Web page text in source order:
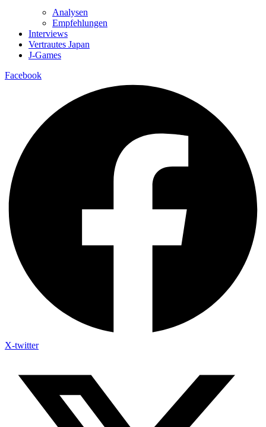
Analysen
Empfehlungen
Interviews
Vertrautes Japan
J-Games
Facebook
X-twitter